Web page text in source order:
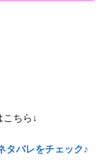
ちら↓
タバレをチェック♪